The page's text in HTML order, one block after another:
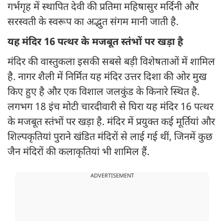
गर्भगृह में स्थापित देवी की प्रतिमा महिषासुर मर्दिनी और
सरस्वती के स्वरूप का अद्भुत संगम मानी जाती है.
यह मंदिर 16 पत्थर के मजबूत स्तंभों पर खड़ा है
मंदिर की वास्तुकला इसकी सबसे बड़ी विशेषताओं में शामिल
है. नागर शैली में निर्मित यह मंदिर उत्तर दिशा की ओर मुख
किए हुए है और एक विशाल जलकुंड के किनारे स्थित है.
लगभग 18 इंच मोटी चारदीवारी से घिरा यह मंदिर 16 पत्थर
के मजबूत स्तंभों पर खड़ा है. मंदिर में प्रयुक्त कई मूर्तियां और
शिल्पकृतियां पुराने खंडित मंदिरों से लाई गई थीं, जिनमें कुछ
जैन मंदिरों की कलाकृतियां भी शामिल हैं.
ADVERTISEMENT